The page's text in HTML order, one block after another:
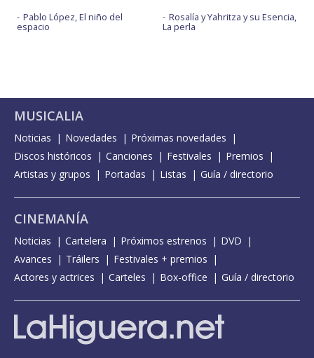
Pablo López, El niño del
espacio
Rosalía y Yahritza y su Esencia,
La perla
MUSICALIA
Noticias Novedades
Próximas novedades
Discos históricos
Canciones Festivales
Premios
Artistas y grupos
Portadas Listas Guía / directorio
CINEMANÍA
Noticias Cartelera Próximos estrenos
DVD
Avances
Tráilers
Festivales + premios
Actores y actrices
Carteles Box-office Guía / directorio